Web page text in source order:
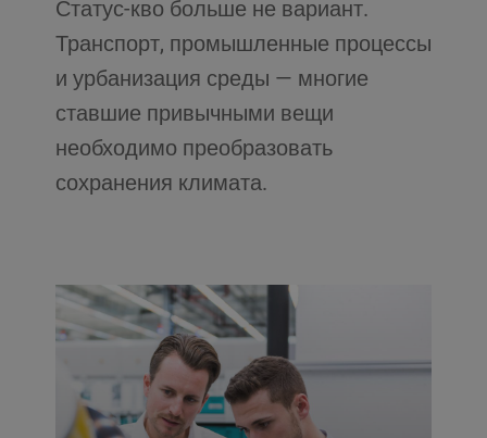
Статус-кво больше не вариант.
Транспорт, промышленные процессы
и урбанизация среды — многие
ставшие привычными вещи
необходимо преобразовать
сохранения климата.